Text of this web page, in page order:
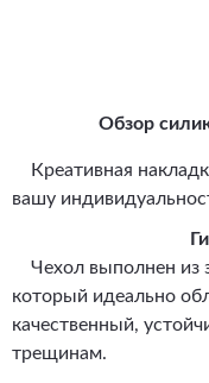
Обзор
Креативная
вашу
Чехол выполнен из
который идеально
качественный,
трещинам.